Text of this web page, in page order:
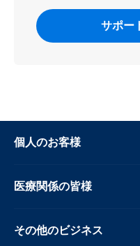
サポー
個人のお客様
医療関係の皆様
その他のビジネス